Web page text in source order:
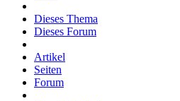
Dieses Thema
Dieses Forum
Artikel
Seiten
Forum